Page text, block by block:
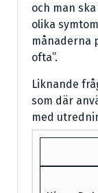
och man
olika
månaderna
ofta”.
Liknande
som där
med